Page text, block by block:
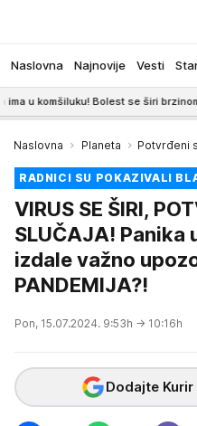
Naslovna Najnovije Vesti
u komšiluku! Bolest se širi brzinom
Naslovna Planeta Potvrđeni
RADNICI SU POKAZIVALI
VIRUS SE ŠIRI,
SLUČAJA! Panika
izdale važno
PANDEMIJA?!
Pon, 15.07.2024. 9:53h → 10:16h
Dodajte